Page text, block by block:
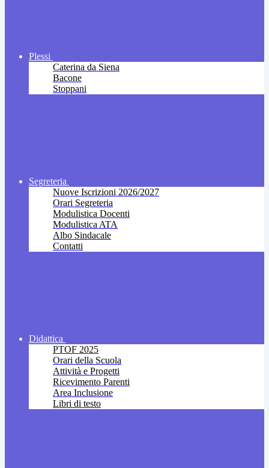
Plessi
Caterina da Siena
Bacone
Stoppani
Segreteria
Nuove Iscrizioni 2026/2027
Orari Segreteria
Modulistica Docenti
Modulistica ATA
Albo Sindacale
Contatti
Didattica
PTOF 2025
Orari della Scuola
Attività e Progetti
Ricevimento Parenti
Area Inclusione
Libri di testo